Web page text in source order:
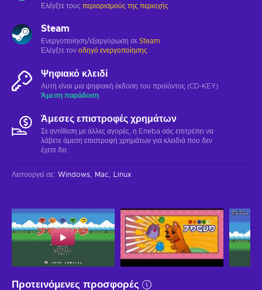
Ελέγξτε τους περιορισμούς της περιοχής
Steam
Ενεργοποίηση/εξαργύρωση σε Steam
Ελέγξτε τον οδηγό ενεργοποίησης
Ψηφιακό κλειδί
Αυτή είναι μια ψηφιακή έκδοση του προϊόντος (CD-KEY)
Άμεση παράδοση
Άμεσες επιστροφές χρημάτων
Σε αντίθεση με άλλες αγορές, η Eneba σάς επιτρέπει να
λάβετε άμεση επιστροφή χρημάτων για κλειδιά που δεν
έχετε δει.
Λειτουργεί σε: Windows Mac Linux
Προτεινόμενες προσφορές